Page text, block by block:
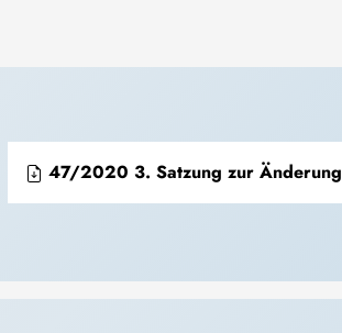
47/2020 3. Satzung zur Änderung der PO